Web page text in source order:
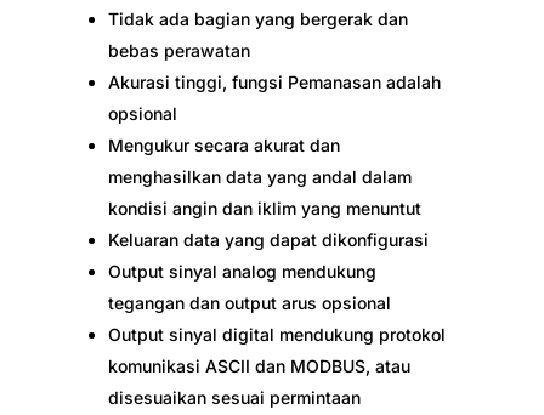
Tidak ada bagian yang bergerak dan
bebas perawatan
Akurasi tinggi, fungsi Pemanasan adalah
opsional
Mengukur secara akurat dan
menghasilkan data yang andal dalam
kondisi angin dan iklim yang menuntut
Keluaran data yang dapat dikonfigurasi
Output sinyal analog mendukung
tegangan dan output arus opsional
Output sinyal digital mendukung protokol
komunikasi ASCII dan MODBUS, atau
disesuaikan sesuai permintaan